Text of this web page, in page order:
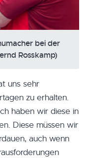
bei der
Rosskamp)
uns sehr
zu erhalten.
haben wir diese in
Diese müssen wir
auch wenn